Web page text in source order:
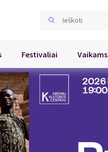
Festivaliai Vaikams